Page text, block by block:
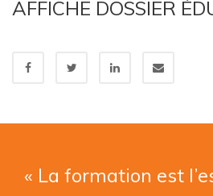
AFFICHE DOSSIER
« La formation est